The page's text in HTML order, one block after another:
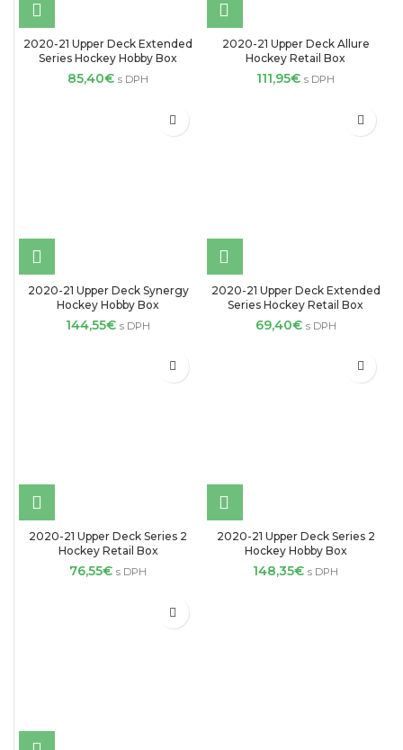
2020-21 Upper Deck Extended
Series Hockey Hobby Box
85,40€ s DPH
2020-21 Upper Deck Allure
Hockey Retail Box
111,95€ s DPH
2020-21 Upper Deck Synergy
Hockey Hobby Box
144,55€ s DPH
2020-21 Upper Deck Extended
Series Hockey Retail Box
69,40€ s DPH
2020-21 Upper Deck Series 2
Hockey Retail Box
76,55€ s DPH
2020-21 Upper Deck Series 2
Hockey Hobby Box
148,35€ s DPH